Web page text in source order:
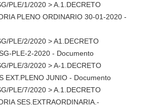
PLE/1/2020 > A.1.DECRETO
PLENO ORDINARIO 30-01-2020 -
PLE/2/2020 > A1.DECRETO
PLE-2-2020 - Documento
PLE/3/2020 > A-1.DECRETO
EXT.PLENO JUNIO - Documento
PLE/7/2020 > A.1.DECRETO
SES.EXTRAORDINARIA.-